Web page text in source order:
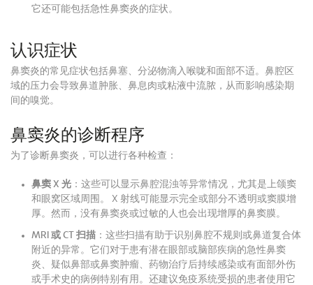
它还可能包括急性鼻窦炎的症状。
认识症状
鼻窦炎的常见症状包括鼻塞、分泌物滴入喉咙和面部不适。鼻腔区
域的压力会导致鼻道肿胀、鼻息肉或粘液中流脓，从而影响感染期
间的嗅觉。
鼻窦炎的诊断程序
为了诊断鼻窦炎，可以进行各种检查：
鼻窦 X 光 ：这些可以显示鼻腔混浊等异常情况，尤其是上颌窦
和眼窝区域周围。 X 射线可能显示完全或部分不透明或窦膜增
厚。然而，没有鼻窦炎或过敏的人也会出现增厚的鼻窦膜。
MRI 或 CT 扫描 ：这些扫描有助于识别鼻腔不规则或鼻道复合体
附近的异常。它们对于患有潜在眼部或脑部疾病的急性鼻窦
炎、疑似鼻部或鼻窦肿瘤、药物治疗后持续感染或有面部外伤
或手术史的病例特别有用。还建议免疫系统受损的患者使用它